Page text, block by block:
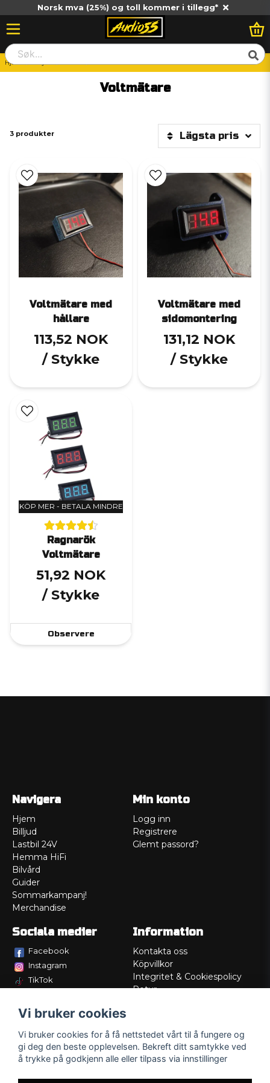
Norsk mva (25%) og toll kommer i tillegg*
Hjem Billjud Ström Voltmätare
Voltmätare
3 produkter Lägsta pris
Voltmätare med
hållare
113,52 NOK
/ Stykke
Voltmätare med
sidomontering
131,12 NOK
/ Stykke
KÖP MER - BETALA MINDRE
Ragnarök
Voltmätare
51,92 NOK
/ Stykke
Observere
Navigera
Hjem
Billjud
Lastbil 24V
Hemma HiFi
Bilvård
Guider
Sommarkampanj!
Merchandise
Min konto
Logg inn
Registrere
Glemt passord?
Sociala medier
Facebook
Instagram
TikTok
Information
Kontakta oss
Köpvillkor
Integritet & Cookiespolicy
Retur
Lådritning
Om oss
Vi bruker cookies
Vi bruker cookies for å få nettstedet vårt til å fungere og
gi deg den beste opplevelsen. Bekreft ditt samtykke ved
å trykke på godkjenn alle eller tilpass via innstillinger